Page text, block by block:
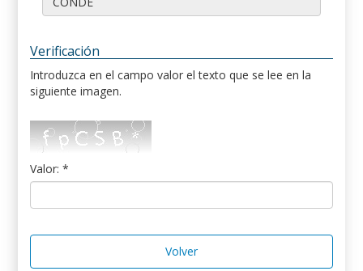
Verificación
Introduzca en el campo valor el texto que se lee en la
siguiente imagen.
Valor: *
Volver